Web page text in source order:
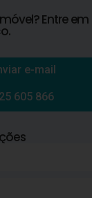
Entre em
e-mail
605 866